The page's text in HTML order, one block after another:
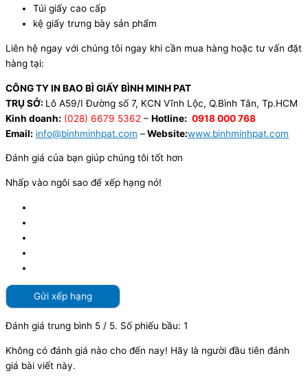
Túi giấy cao cấp
kệ giấy trưng bày sản phẩm
Liên hệ ngay với chúng tôi ngay khi cần mua hàng hoặc tư vấn đặt
hàng tại:
CÔNG TY IN BAO BÌ GIẤY BÌNH MINH PAT
TRỤ SỞ: Lô A59/I Đường số 7, KCN Vĩnh Lộc, Q.Bình Tân, Tp.HCM
Kinh doanh: (028) 6679 5362 – Hotline: 0918 000 768
Email: info@binhminhpat.com –Website:www.binhminhpat.com
Đánh giá của bạn giúp chúng tôi tốt hơn
Nhấp vào ngôi sao để xếp hạng nó!
Gửi xếp hạng
Đánh giá trung bình 5 / 5. Số phiếu bầu: 1
Không có đánh giá nào cho đến nay! Hãy là người đầu tiên đánh
giá bài viết này.